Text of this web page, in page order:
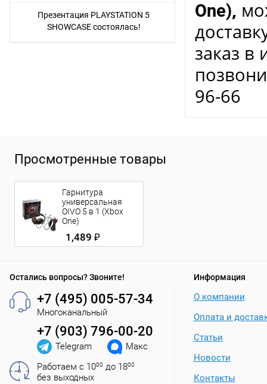
One),
заказ в
96-66
Презентация PLAYSTATION 5
SHOWCASE состоялась!
Просмотренные товары
Гарнитура
универсальная
OIVO 5 в 1 (Xbox
One)
1,489 ₽
Остались вопросы? Звоните!
+7 (495) 005-57-34
Многоканальный
+7 (903) 796-00-20
Telegram
Макс
Работаем с 1000 до 1800
без выходных
Информация
О компании
Оплата и
Статьи
Новости
Контакты